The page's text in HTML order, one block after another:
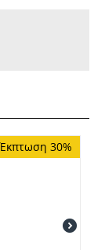
Έκπτωση 30%